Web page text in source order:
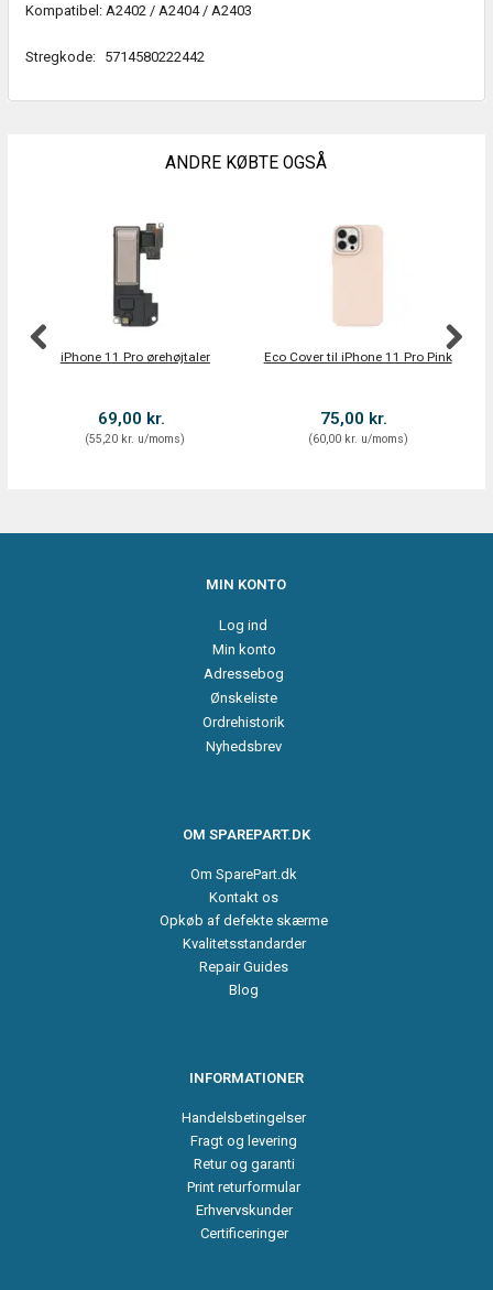
Kompatibel: A2402 / A2404 / A2403
Stregkode: 5714580222442
ANDRE KØBTE OGSÅ
iPhone 11 Pro ørehøjtaler
69,00 kr.
(55,20 kr. u/moms)
Eco Cover til iPhone 11 Pro Pink
75,00 kr.
(60,00 kr. u/moms)
MIN KONTO
Log ind
Min konto
Adressebog
Ønskeliste
Ordrehistorik
Nyhedsbrev
OM SPAREPART.DK
Om SparePart.dk
Kontakt os
Opkøb af defekte skærme
Kvalitetsstandarder
Repair Guides
Blog
INFORMATIONER
Handelsbetingelser
Fragt og levering
Retur og garanti
Print returformular
Erhvervskunder
Certificeringer